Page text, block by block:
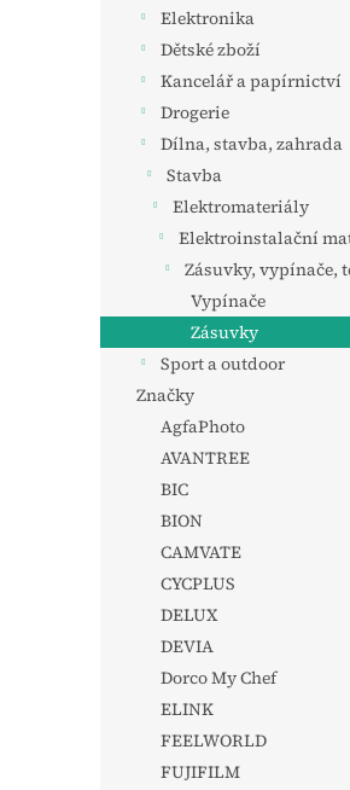
Elektronika
Dětské zboží
Kancelář a papírnictví
Drogerie
Dílna, stavba, zahrada
Stavba
Elektromateriály
Elektroinstalační
Zásuvky, vypínače,
Vypínače
Zásuvky
Sport a outdoor
Značky
AgfaPhoto
AVANTREE
BIC
BION
CAMVATE
CYCPLUS
DELUX
DEVIA
Dorco My Chef
ELINK
FEELWORLD
FUJIFILM